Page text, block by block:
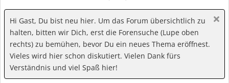
Hi Gast, Du bist neu hier. Um das Forum übersichtlich zu
halten, bitten wir Dich, erst die Forensuche (Lupe oben
rechts) zu bemühen, bevor Du ein neues Thema eröffnest.
Vieles wird hier schon diskutiert. Vielen Dank fürs
Verständnis und viel Spaß hier!